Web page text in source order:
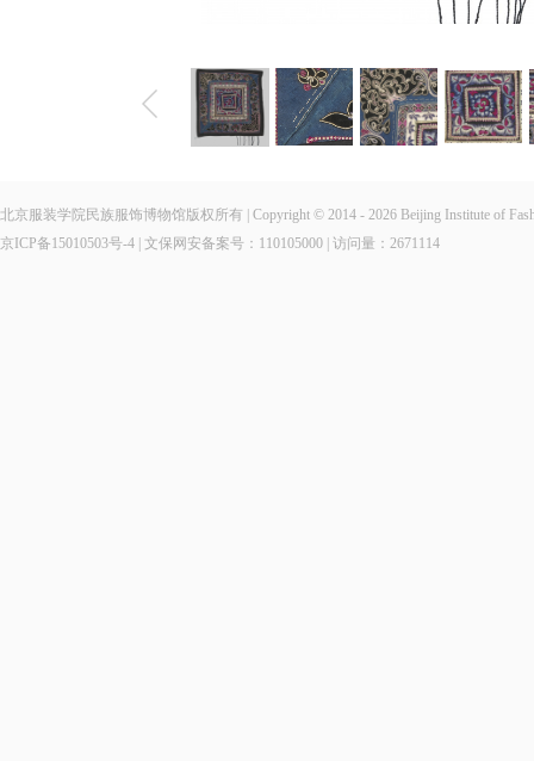
北京服装学院民族服饰博物馆版权所有 | Copyright © 2014 - 2026 Beijing Institute of
京ICP备15010503号-4 | 文保网安备案号：110105000 | 访问量： 2671114